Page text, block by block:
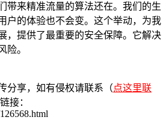
带来精准流量的算法还在。我们的生
户的体验也不会变。这个举动，为我
，提供了最重要的安全保障。它解决
险。
分享，如有侵权请联系（点这里联
接：